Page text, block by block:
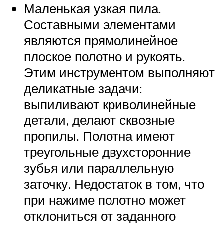
Маленькая узкая пила.
Составными элементами
являются прямолинейное
плоское полотно и рукоять.
Этим инструментом выполняют
деликатные задачи:
выпиливают криволинейные
детали, делают сквозные
пропилы. Полотна имеют
треугольные двухсторонние
зубья или параллельную
заточку. Недостаток в том, что
при нажиме полотно может
отклониться от заданного